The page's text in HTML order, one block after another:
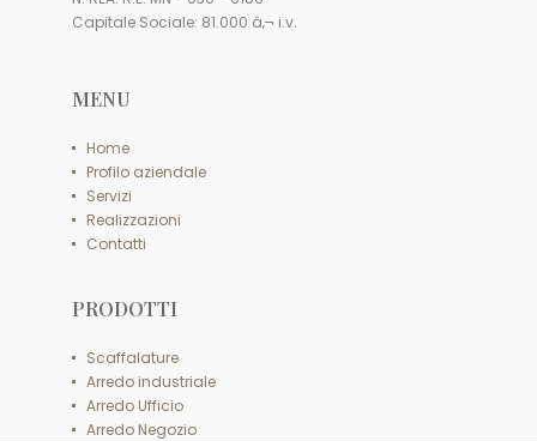
Capitale Sociale: 81.000 â‚¬ i.v.
MENU
Home
Profilo aziendale
Servizi
Realizzazioni
Contatti
PRODOTTI
Scaffalature
Arredo industriale
Arredo Ufficio
Arredo Negozio